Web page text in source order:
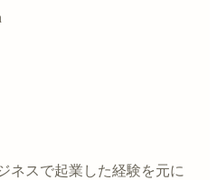
ネスで起業した経験を元に